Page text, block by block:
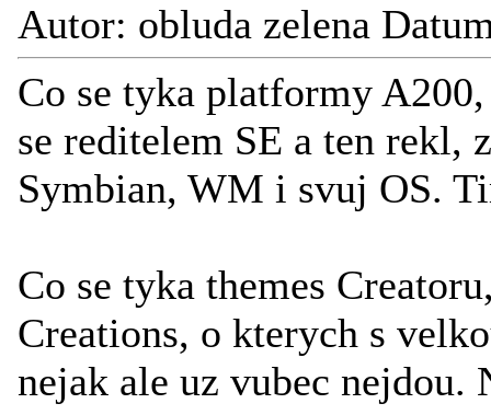
Autor: obluda zelena
Co se tyka platformy
se reditelem SE a ten rekl,
Symbian, WM i svuj OS.
Co se tyka themes
Creations, o kterych s
nejak ale uz vubec